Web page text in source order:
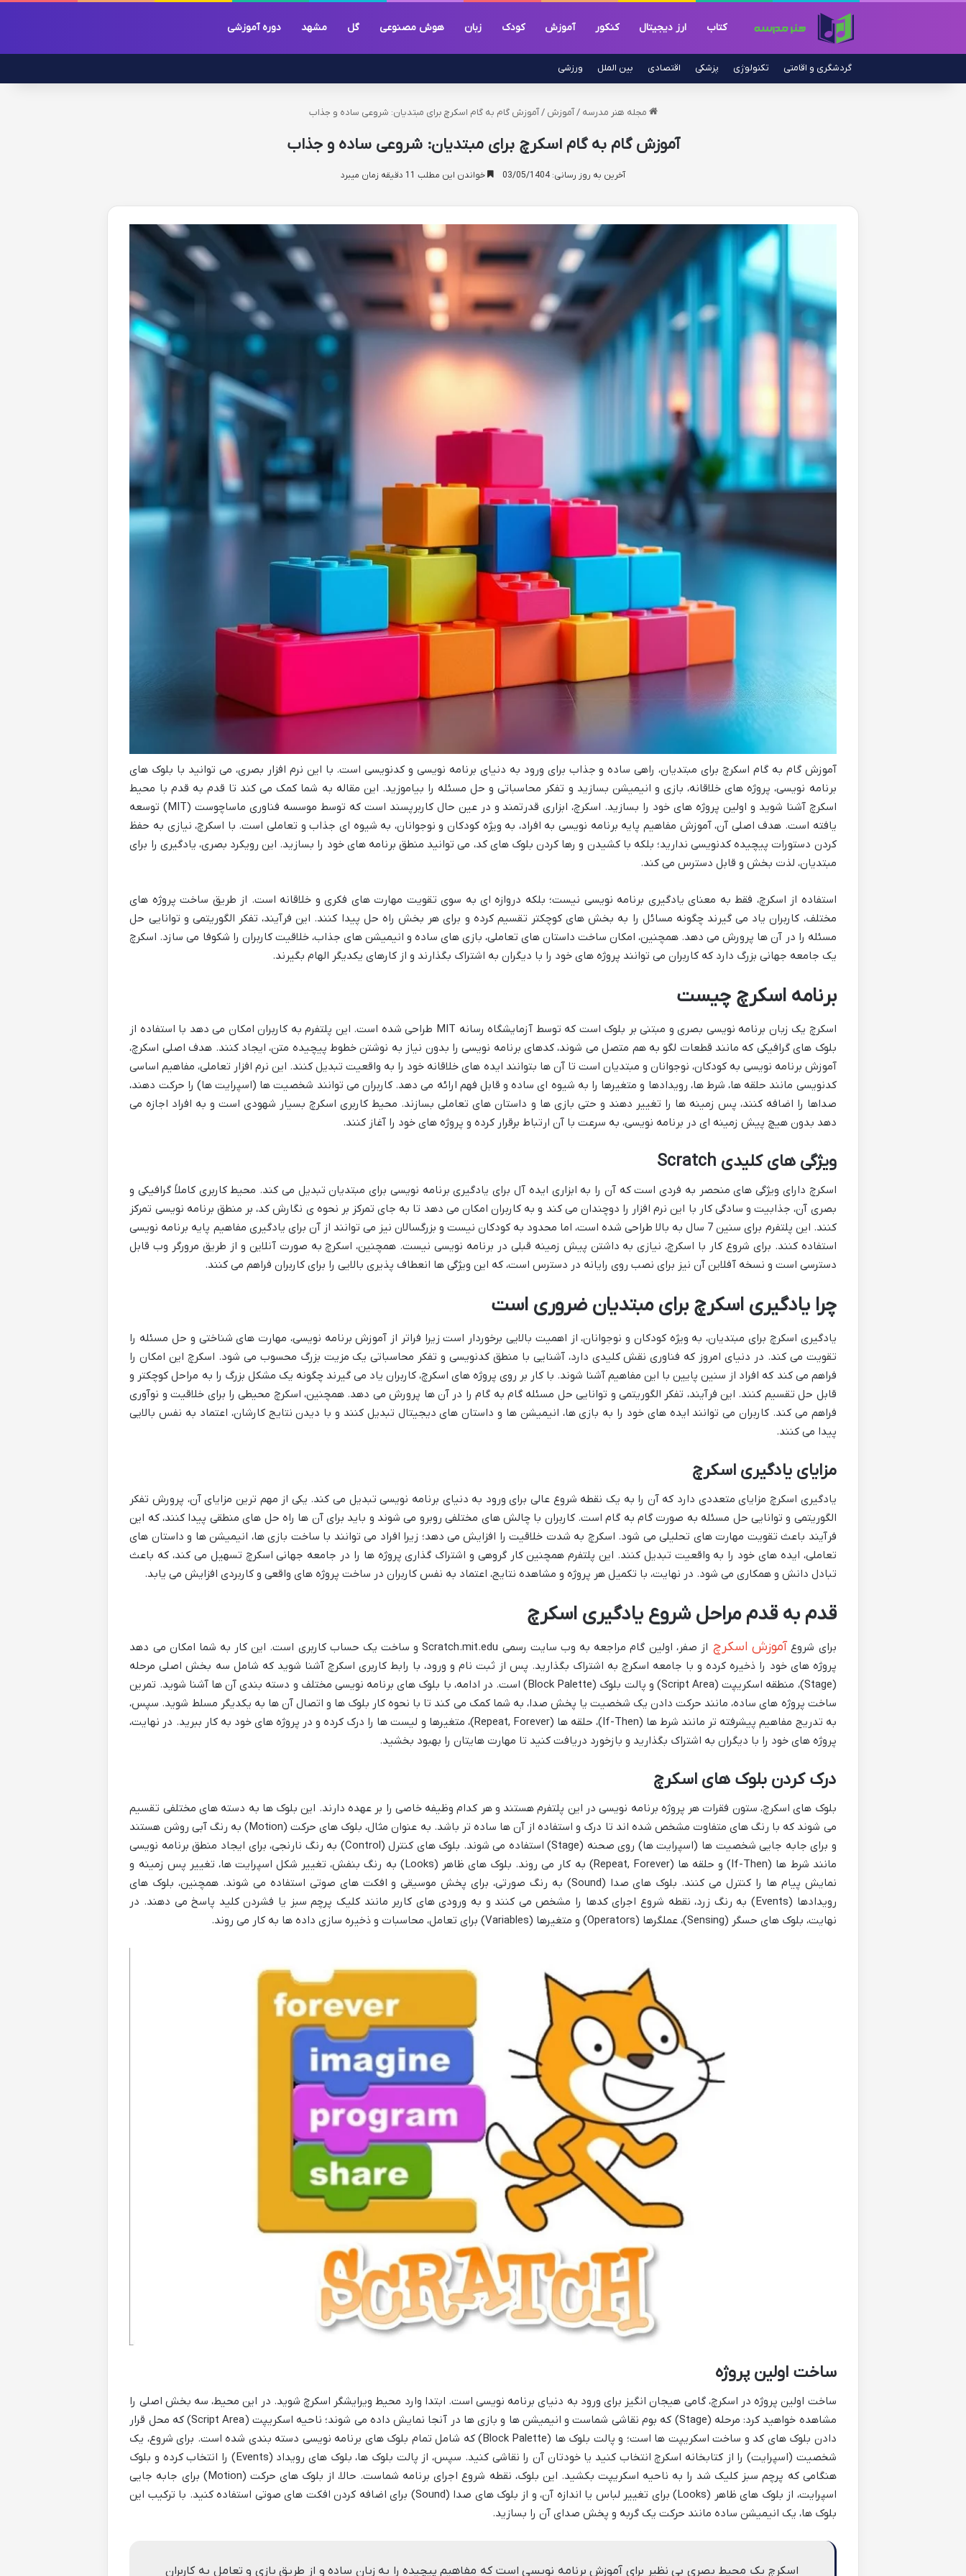
کتاب ارز دیجیتال کنکور آموزش کودک زبان هوش مصنوعی گل مشهد دوره آموزشی
گردشگری و اقامتی تکنولوژی پزشکی اقتصادی بین الملل ورزشی
مجله هنر مدرسه / آموزش / آموزش گام به گام اسکرچ برای مبتدیان: شروعی ساده و جذاب
آموزش گام به گام اسکرچ برای مبتدیان: شروعی ساده و جذاب
آخرین به روز رسانی: 03/05/1404 خواندن این مطلب 11 دقیقه زمان میبرد
آموزش گام به گام اسکرچ برای مبتدیان، راهی ساده و جذاب برای ورود به دنیای برنامه نویسی و کدنویسی است. با این نرم افزار بصری، می توانید با بلوک های
برنامه نویسی، پروژه های خلاقانه، بازی و انیمیشن بسازید و تفکر محاسباتی و حل مسئله را بیاموزید. این مقاله به شما کمک می کند تا قدم به قدم با محیط
اسکرچ آشنا شوید و اولین پروژه های خود را بسازید. اسکرچ، ابزاری قدرتمند و در عین حال کاربرپسند است که توسط موسسه فناوری ماساچوست (MIT) توسعه
یافته است. هدف اصلی آن، آموزش مفاهیم پایه برنامه نویسی به افراد، به ویژه کودکان و نوجوانان، به شیوه ای جذاب و تعاملی است. با اسکرچ، نیازی به حفظ
کردن دستورات پیچیده کدنویسی ندارید؛ بلکه با کشیدن و رها کردن بلوک های کد، می توانید منطق برنامه های خود را بسازید. این رویکرد بصری، یادگیری را برای
مبتدیان، لذت بخش و قابل دسترس می کند.
استفاده از اسکرچ، فقط به معنای یادگیری برنامه نویسی نیست؛ بلکه دروازه ای به سوی تقویت مهارت های فکری و خلاقانه است. از طریق ساخت پروژه های
مختلف، کاربران یاد می گیرند چگونه مسائل را به بخش های کوچکتر تقسیم کرده و برای هر بخش راه حل پیدا کنند. این فرآیند، تفکر الگوریتمی و توانایی حل
مسئله را در آن ها پرورش می دهد. همچنین، امکان ساخت داستان های تعاملی، بازی های ساده و انیمیشن های جذاب، خلاقیت کاربران را شکوفا می سازد. اسکرچ
یک جامعه جهانی بزرگ دارد که کاربران می توانند پروژه های خود را با دیگران به اشتراک بگذارند و از کارهای یکدیگر الهام بگیرند.
برنامه اسکرچ چیست
اسکرچ یک زبان برنامه نویسی بصری و مبتنی بر بلوک است که توسط آزمایشگاه رسانه MIT طراحی شده است. این پلتفرم به کاربران امکان می دهد با استفاده از
بلوک های گرافیکی که مانند قطعات لگو به هم متصل می شوند، کدهای برنامه نویسی را بدون نیاز به نوشتن خطوط پیچیده متن، ایجاد کنند. هدف اصلی اسکرچ،
آموزش برنامه نویسی به کودکان، نوجوانان و مبتدیان است تا آن ها بتوانند ایده های خلاقانه خود را به واقعیت تبدیل کنند. این نرم افزار تعاملی، مفاهیم اساسی
کدنویسی مانند حلقه ها، شرط ها، رویدادها و متغیرها را به شیوه ای ساده و قابل فهم ارائه می دهد. کاربران می توانند شخصیت ها (اسپرایت ها) را حرکت دهند،
صداها را اضافه کنند، پس زمینه ها را تغییر دهند و حتی بازی ها و داستان های تعاملی بسازند. محیط کاربری اسکرچ بسیار شهودی است و به افراد اجازه می
دهد بدون هیچ پیش زمینه ای در برنامه نویسی، به سرعت با آن ارتباط برقرار کرده و پروژه های خود را آغاز کنند.
ویژگی های کلیدی Scratch
اسکرچ دارای ویژگی های منحصر به فردی است که آن را به ابزاری ایده آل برای یادگیری برنامه نویسی برای مبتدیان تبدیل می کند. محیط کاربری کاملاً گرافیکی و
بصری آن، جذابیت و سادگی کار با این نرم افزار را دوچندان می کند و به کاربران امکان می دهد تا به جای تمرکز بر نحوه ی نگارش کد، بر منطق برنامه نویسی تمرکز
کنند. این پلتفرم برای سنین 7 سال به بالا طراحی شده است، اما محدود به کودکان نیست و بزرگسالان نیز می توانند از آن برای یادگیری مفاهیم پایه برنامه نویسی
استفاده کنند. برای شروع کار با اسکرچ، نیازی به داشتن پیش زمینه قبلی در برنامه نویسی نیست. همچنین، اسکرچ به صورت آنلاین و از طریق مرورگر وب قابل
دسترسی است و نسخه آفلاین آن نیز برای نصب روی رایانه در دسترس است، که این ویژگی ها انعطاف پذیری بالایی را برای کاربران فراهم می کنند.
چرا یادگیری اسکرچ برای مبتدیان ضروری است
یادگیری اسکرچ برای مبتدیان، به ویژه کودکان و نوجوانان، از اهمیت بالایی برخوردار است زیرا فراتر از آموزش برنامه نویسی، مهارت های شناختی و حل مسئله را
تقویت می کند. در دنیای امروز که فناوری نقش کلیدی دارد، آشنایی با منطق کدنویسی و تفکر محاسباتی یک مزیت بزرگ محسوب می شود. اسکرچ این امکان را
فراهم می کند که افراد از سنین پایین با این مفاهیم آشنا شوند. با کار بر روی پروژه های اسکرچ، کاربران یاد می گیرند چگونه یک مشکل بزرگ را به مراحل کوچکتر و
قابل حل تقسیم کنند. این فرآیند، تفکر الگوریتمی و توانایی حل مسئله گام به گام را در آن ها پرورش می دهد. همچنین، اسکرچ محیطی را برای خلاقیت و نوآوری
فراهم می کند. کاربران می توانند ایده های خود را به بازی ها، انیمیشن ها و داستان های دیجیتال تبدیل کنند و با دیدن نتایج کارشان، اعتماد به نفس بالایی
پیدا می کنند.
مزایای یادگیری اسکرچ
یادگیری اسکرچ مزایای متعددی دارد که آن را به یک نقطه شروع عالی برای ورود به دنیای برنامه نویسی تبدیل می کند. یکی از مهم ترین مزایای آن، پرورش تفکر
الگوریتمی و توانایی حل مسئله به صورت گام به گام است. کاربران با چالش های مختلفی روبرو می شوند و باید برای آن ها راه حل های منطقی پیدا کنند، که این
فرآیند باعث تقویت مهارت های تحلیلی می شود. اسکرچ به شدت خلاقیت را افزایش می دهد؛ زیرا افراد می توانند با ساخت بازی ها، انیمیشن ها و داستان های
تعاملی، ایده های خود را به واقعیت تبدیل کنند. این پلتفرم همچنین کار گروهی و اشتراک گذاری پروژه ها را در جامعه جهانی اسکرچ تسهیل می کند، که باعث
تبادل دانش و همکاری می شود. در نهایت، با تکمیل هر پروژه و مشاهده نتایج، اعتماد به نفس کاربران در ساخت پروژه های واقعی و کاربردی افزایش می یابد.
قدم به قدم مراحل شروع یادگیری اسکرچ
برای شروعآموزش اسکرچ
از صفر، اولین گام مراجعه به وب سایت رسمی Scratch.mit.edu و ساخت یک حساب کاربری است. این کار به شما امکان می دهد
پروژه های خود را ذخیره کرده و با جامعه اسکرچ به اشتراک بگذارید. پس از ثبت نام و ورود، با رابط کاربری اسکرچ آشنا شوید که شامل سه بخش اصلی مرحله
(Stage)، منطقه اسکریپت (Script Area) و پالت بلوک (Block Palette) است. در ادامه، با بلوک های برنامه نویسی مختلف و دسته بندی آن ها آشنا شوید. تمرین
ساخت پروژه های ساده، مانند حرکت دادن یک شخصیت یا پخش صدا، به شما کمک می کند تا با نحوه کار بلوک ها و اتصال آن ها به یکدیگر مسلط شوید. سپس،
به تدریج مفاهیم پیشرفته تر مانند شرط ها (If-Then)، حلقه ها (Repeat, Forever)، متغیرها و لیست ها را درک کرده و در پروژه های خود به کار ببرید. در نهایت،
پروژه های خود را با دیگران به اشتراک بگذارید و بازخورد دریافت کنید تا مهارت هایتان را بهبود بخشید.
درک کردن بلوک های اسکرچ
بلوک های اسکرچ، ستون فقرات هر پروژه برنامه نویسی در این پلتفرم هستند و هر کدام وظیفه خاصی را بر عهده دارند. این بلوک ها به دسته های مختلفی تقسیم
می شوند که با رنگ های متفاوت مشخص شده اند تا درک و استفاده از آن ها ساده تر باشد. به عنوان مثال، بلوک های حرکت (Motion) به رنگ آبی روشن هستند
و برای جابه جایی شخصیت ها (اسپرایت ها) روی صحنه (Stage) استفاده می شوند. بلوک های کنترل (Control) به رنگ نارنجی، برای ایجاد منطق برنامه نویسی
مانند شرط ها (If-Then) و حلقه ها (Repeat, Forever) به کار می روند. بلوک های ظاهر (Looks) به رنگ بنفش، تغییر شکل اسپرایت ها، تغییر پس زمینه و
نمایش پیام ها را کنترل می کنند. بلوک های صدا (Sound) به رنگ صورتی، برای پخش موسیقی و افکت های صوتی استفاده می شوند. همچنین، بلوک های
رویدادها (Events) به رنگ زرد، نقطه شروع اجرای کدها را مشخص می کنند و به ورودی های کاربر مانند کلیک پرچم سبز یا فشردن کلید پاسخ می دهند. در
نهایت، بلوک های حسگر (Sensing)، عملگرها (Operators) و متغیرها (Variables) برای تعامل، محاسبات و ذخیره سازی داده ها به کار می روند.
ساخت اولین پروژه
ساخت اولین پروژه در اسکرچ، گامی هیجان انگیز برای ورود به دنیای برنامه نویسی است. ابتدا وارد محیط ویرایشگر اسکرچ شوید. در این محیط، سه بخش اصلی را
مشاهده خواهید کرد: مرحله (Stage) که بوم نقاشی شماست و انیمیشن ها و بازی ها در آنجا نمایش داده می شوند؛ ناحیه اسکریپت (Script Area) که محل قرار
دادن بلوک های کد و ساخت اسکریپت ها است؛ و پالت بلوک ها (Block Palette) که شامل تمام بلوک های برنامه نویسی دسته بندی شده است. برای شروع، یک
شخصیت (اسپرایت) را از کتابخانه اسکرچ انتخاب کنید یا خودتان آن را نقاشی کنید. سپس، از پالت بلوک ها، بلوک های رویداد (Events) را انتخاب کرده و بلوک
هنگامی که پرچم سبز کلیک شد را به ناحیه اسکریپت بکشید. این بلوک، نقطه شروع اجرای برنامه شماست. حالا، از بلوک های حرکت (Motion) برای جابه جایی
اسپرایت، از بلوک های ظاهر (Looks) برای تغییر لباس یا اندازه آن، و از بلوک های صدا (Sound) برای اضافه کردن افکت های صوتی استفاده کنید. با ترکیب این
بلوک ها، یک انیمیشن ساده مانند حرکت یک گربه و پخش صدای آن را بسازید.
اسکرچ یک محیط بصری بی نظیر برای آموزش برنامه نویسی است که مفاهیم پیچیده را به زبان ساده و از طریق بازی و تعامل به کاربران